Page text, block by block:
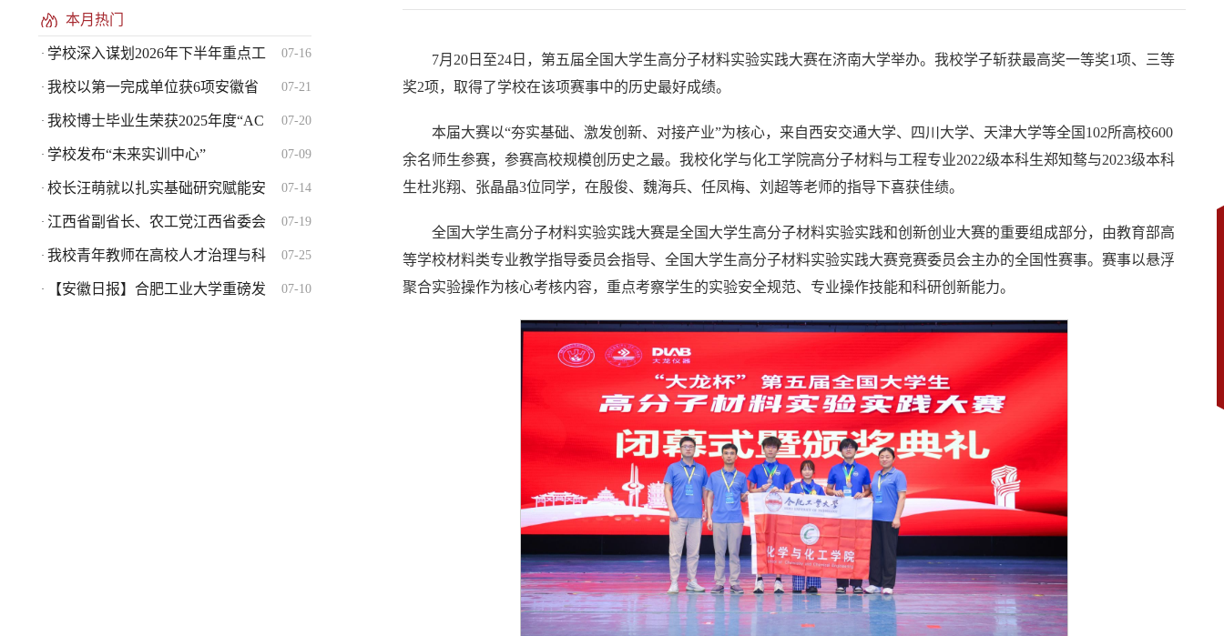
本月热门
· 学校深入谋划2026年下半年重点工 07-16
· 我校以第一完成单位获6项安徽省 07-21
· 我校博士毕业生荣获2025年度“AC 07-20
· 学校发布“未来实训中心” 07-09
· 校长汪萌就以扎实基础研究赋能安 07-14
· 江西省副省长、农工党江西省委会 07-19
· 我校青年教师在高校人才治理与科 07-25
· 【安徽日报】合肥工业大学重磅发 07-10
7月20日至24日，第五届全国大学生高分子材料实验实践大赛在济南大学举办。我校学子斩获最高奖一等奖1项、三等
奖2项，取得了学校在该项赛事中的历史最好成绩。
本届大赛以“夯实基础、激发创新、对接产业”为核心，来自西安交通大学、四川大学、天津大学等全国102所高校600
余名师生参赛，参赛高校规模创历史之最。我校化学与化工学院高分子材料与工程专业2022级本科生郑知骜与2023级本科
生杜兆翔、张晶晶3位同学，在殷俊、魏海兵、任凤梅、刘超等老师的指导下喜获佳绩。
全国大学生高分子材料实验实践大赛是全国大学生高分子材料实验实践和创新创业大赛的重要组成部分，由教育部高
等学校材料类专业教学指导委员会指导、全国大学生高分子材料实验实践大赛竞赛委员会主办的全国性赛事。赛事以悬浮
聚合实验操作为核心考核内容，重点考察学生的实验安全规范、专业操作技能和科研创新能力。